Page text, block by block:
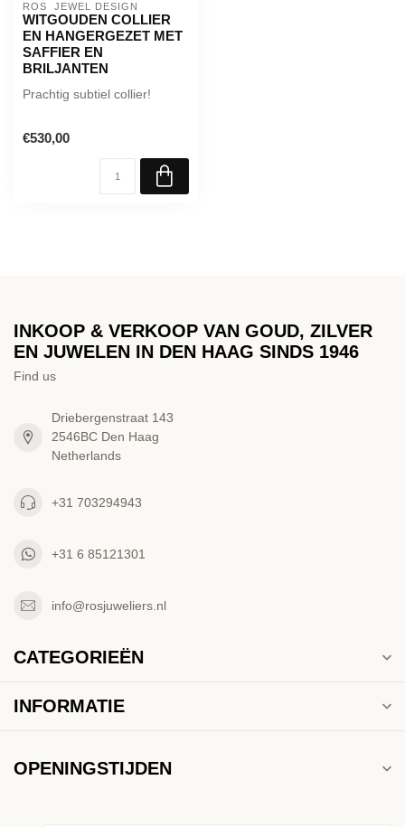
ROS  JEWEL DESIGN
WITGOUDEN COLLIER
EN HANGERGEZET MET
SAFFIER EN
BRILJANTEN
Prachtig subtiel collier!
€530,00
INKOOP & VERKOOP VAN GOUD, ZILVER
EN JUWELEN IN DEN HAAG SINDS 1946
Find us
Driebergenstraat 143
2546BC Den Haag
Netherlands
+31 703294943
+31 6 85121301
info@rosjuweliers.nl
CATEGORIEËN
INFORMATIE
OPENINGSTIJDEN